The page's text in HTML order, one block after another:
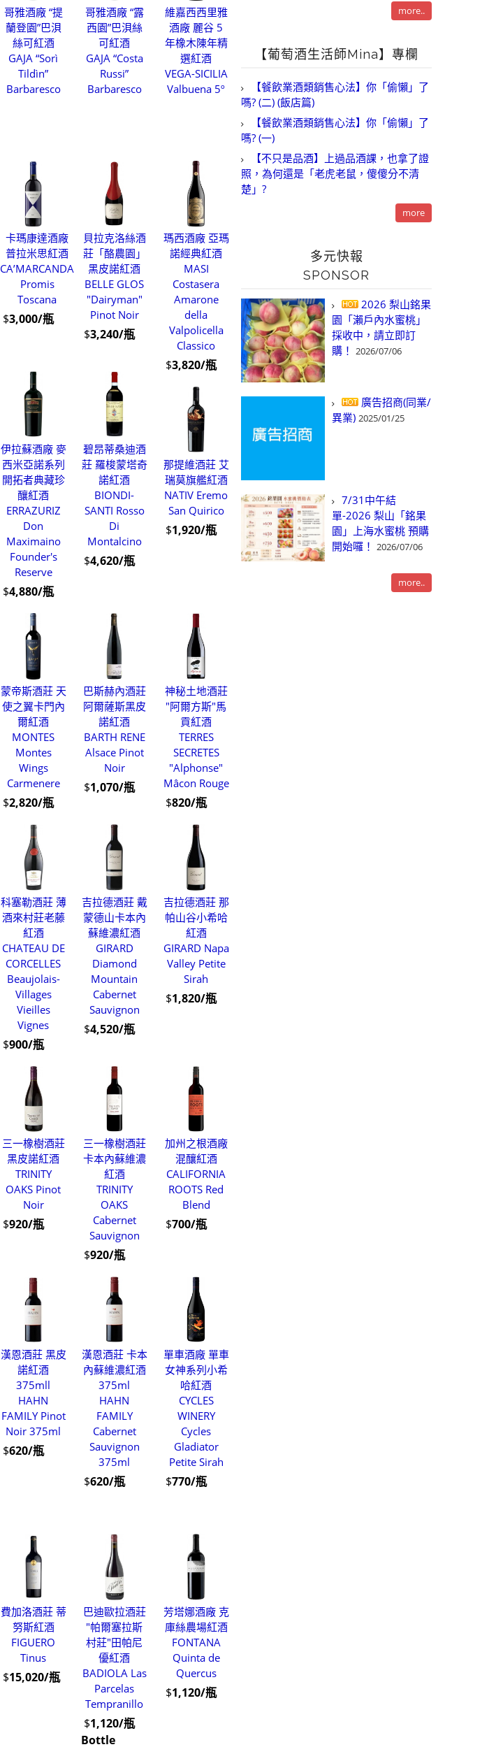
more..
【葡萄酒生活師Mina】專欄
【餐飲業酒類銷售心法】你「偷懶」了
嗎? (二) (飯店篇)
【餐飲業酒類銷售心法】你「偷懶」了
嗎? (一)
【不只是品酒】上過品酒課，也拿了證
照，為何還是「老虎老鼠，傻傻分不清
楚」?
more
多元快報
SPONSOR
2026 梨山銘果
園「瀨戶內水蜜桃」
採收中，請立即訂
購！ 2026/07/06
廣告招商(同業/
異業) 2025/01/25
7/31中午結
單-2026 梨山「銘果
園」上海水蜜桃 預購
開始囉！ 2026/07/06
more..
哥雅酒廠 “提
蘭登園”巴浿
絲可紅酒
GAJA “Sorì
Tildìn”
Barbaresco
哥雅酒廠 “露
西園”巴浿絲
可紅酒
GAJA “Costa
Russi”
Barbaresco
維嘉西西里雅
酒廠 麗谷 5
年橡木陳年精
選紅酒
VEGA-SICILIA
Valbuena 5º
卡瑪康達酒廠
普拉米思紅酒
CA’MARCANDA
Promis
Toscana
$3,000/瓶
貝拉克洛絲酒
莊「酪農園」
黑皮諾紅酒
BELLE GLOS
"Dairyman"
Pinot Noir
$3,240/瓶
瑪西酒廠 亞瑪
諾經典紅酒
MASI
Costasera
Amarone
della
Valpolicella
Classico
$3,820/瓶
伊拉蘇酒廠 麥
西米亞諾系列
開拓者典藏珍
釀紅酒
ERRAZURIZ
Don
Maximaino
Founder's
Reserve
$4,880/瓶
碧昂蒂桑迪酒
莊 羅梭蒙塔奇
諾紅酒
BIONDI-
SANTI Rosso
Di
Montalcino
$4,620/瓶
那提維酒莊 艾
瑞莫旗艦紅酒
NATIV Eremo
San Quirico
$1,920/瓶
蒙帝斯酒莊 天
使之翼卡門內
爾紅酒
MONTES
Montes
Wings
Carmenere
$2,820/瓶
巴斯赫內酒莊
阿爾薩斯黑皮
諾紅酒
BARTH RENE
Alsace Pinot
Noir
$1,070/瓶
神秘土地酒莊
"阿爾方斯"馬
貢紅酒
TERRES
SECRETES
"Alphonse"
Mâcon Rouge
$820/瓶
科塞勒酒莊 薄
酒來村莊老藤
紅酒
CHATEAU DE
CORCELLES
Beaujolais-
Villages
Vieilles
Vignes
$900/瓶
吉拉德酒莊 戴
蒙德山卡本內
蘇維濃紅酒
GIRARD
Diamond
Mountain
Cabernet
Sauvignon
$4,520/瓶
吉拉德酒莊 那
帕山谷小希哈
紅酒
GIRARD Napa
Valley Petite
Sirah
$1,820/瓶
三一橡樹酒莊
黑皮諾紅酒
TRINITY
OAKS Pinot
Noir
$920/瓶
三一橡樹酒莊
卡本內蘇維濃
紅酒
TRINITY
OAKS
Cabernet
Sauvignon
$920/瓶
加州之根酒廠
混釀紅酒
CALIFORNIA
ROOTS Red
Blend
$700/瓶
漢恩酒莊 黑皮
諾紅酒
375mll
HAHN
FAMILY Pinot
Noir 375ml
$620/瓶
漢恩酒莊 卡本
內蘇維濃紅酒
375ml
HAHN
FAMILY
Cabernet
Sauvignon
375ml
$620/瓶
單車酒廠 單車
女神系列小希
哈紅酒
CYCLES
WINERY
Cycles
Gladiator
Petite Sirah
$770/瓶
費加洛酒莊 蒂
努斯紅酒
FIGUERO
Tinus
$15,020/瓶
巴迪歐拉酒莊
"帕爾塞拉斯
村莊"田帕尼
優紅酒
BADIOLA Las
Parcelas
Tempranillo
$1,120/瓶
Bottle
芳塔娜酒廠 克
庫絲農場紅酒
FONTANA
Quinta de
Quercus
$1,120/瓶